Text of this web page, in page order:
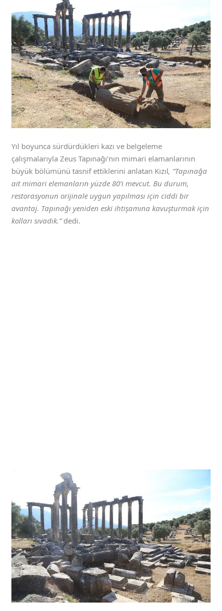
Yıl boyunca sürdürdükleri kazı ve belgeleme
çalışmalarıyla Zeus Tapınağı’nın mimari elamanlarının
büyük bölümünü tasnif ettiklerini anlatan Kızıl, “Tapınağa
ait mimari elemanların yüzde 80’i mevcut. Bu durum,
restorasyonun orijinale uygun yapılması için ciddi bir
avantaj. Tapınağı yeniden eski ihtişamına kavuşturmak için
kolları sıvadık.”dedi.